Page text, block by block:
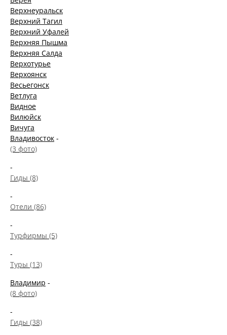
Верхнеуральск
Верхний Тагил
Верхний Уфалей
Верхняя Пышма
Верхняя Салда
Верхотурье
Верхоянск
Весьегонск
Ветлуга
Видное
Вилюйск
Вичуга
Владивосток -
(3 фото)
-
Гиды (8)
-
Отели (86)
-
Турфирмы (5)
-
Туры (13)
Владимир -
(8 фото)
-
Гиды (38)